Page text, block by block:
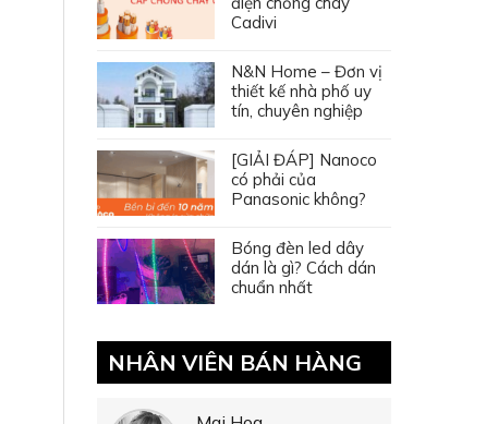
Cadivi
N&N Home – Đơn vị
thiết kế nhà phố uy
tín, chuyên nghiệp
[GIẢI ĐÁP] Nanoco
có phải của
Panasonic không?
Bóng đèn led dây
dán là gì? Cách dán
chuẩn nhất
NHÂN VIÊN BÁN HÀNG